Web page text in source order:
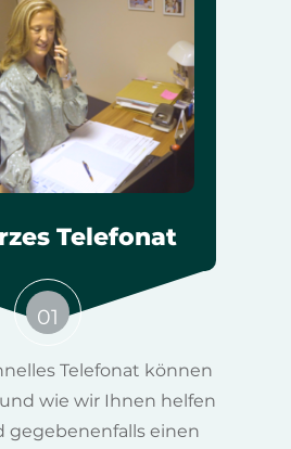
Telefonat
01
Telefonat können
wie wir Ihnen helfen
gegebenenfalls einen